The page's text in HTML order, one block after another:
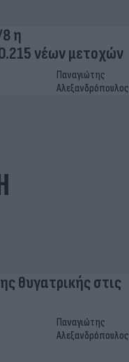
η
νέων μετοχών
Παναγιώτης
Αλεξανδρόπουλος
θυγατρικής στις
Παναγιώτης
Αλεξανδρόπουλος